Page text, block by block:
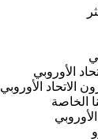
الأوروبي
الاتحاد الأوروبي
الخاصة